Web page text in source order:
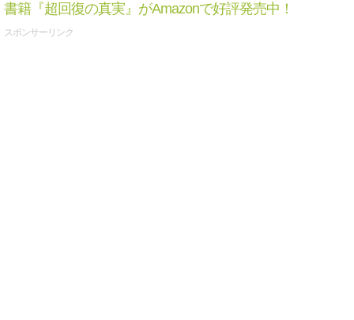
書籍『超回復の真実』がAmazonで好評発売中！
スポンサーリンク